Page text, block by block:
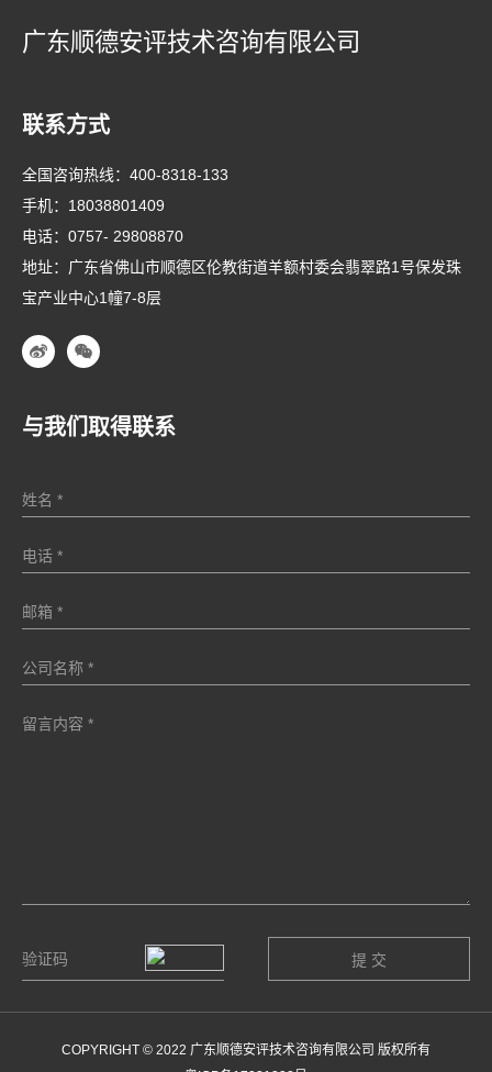
广东顺德安评技术咨询有限公司
联系方式
全国咨询热线： 400-8318-133
手机： 18038801409
电话： 0757- 29808870
地址：广东省佛山市顺德区伦教街道羊额村委会翡翠路1号保发珠
宝产业中心1幢7-8层
与我们取得联系
COPYRIGHT © 2022 广东顺德安评技术咨询有限公司 版权所有